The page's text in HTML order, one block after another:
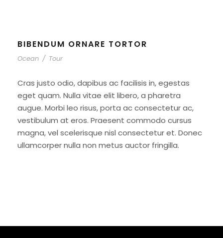
BIBENDUM ORNARE TORTOR
Ocean / Tour
Cras justo odio, dapibus ac facilisis in, egestas
eget quam. Nulla vitae elit libero, a pharetra
augue. Morbi leo risus, porta ac consectetur ac,
vestibulum at eros. Praesent commodo cursus
magna, vel scelerisque nisl consectetur et. Donec
ullamcorper nulla non metus auctor fringilla.